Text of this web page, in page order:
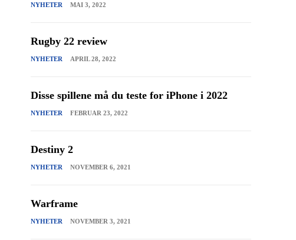
NYHETER MAI 3, 2022
Rugby 22 review
NYHETER APRIL 28, 2022
Disse spillene må du teste for iPhone i 2022
NYHETER FEBRUAR 23, 2022
Destiny 2
NYHETER NOVEMBER 6, 2021
Warframe
NYHETER NOVEMBER 3, 2021